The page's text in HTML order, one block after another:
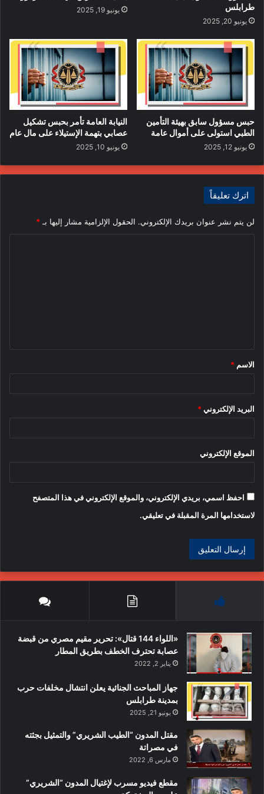
داعش، لكن رفعت يدها عنها بعدما تمردت وأصبحت تضم بين
صفوفها عناصر متطرفة.
إقرأ أيضا:
فيديو مسرب لإغتيال المدون “الشريري”
مقتل المدون “الطيب الشريري” والتمثيل بجثته
القوة المشتركة
تصفية جريمة قضايا
طرابلس
يونيو 20, 2025
يونيو 19, 2025
حبس مسؤول سابق بهيئة التأمين
الطبي استولى على أموال عامة
يونيو 12, 2025
النيابة العامة تأمر بحبس تشكيل
عصابي بتهمة الإستيلاء على مال عام
يونيو 10, 2025
اترك تعليقاً
لن يتم نشر عنوان بريدك الإلكتروني. الحقول الإلزامية مشار إليها بـ *
*
الاسم *
البريد الإلكتروني *
الموقع الإلكتروني
احفظ اسمي، بريدي الإلكتروني، والموقع الإلكتروني في هذا المتصفح
لاستخدامها المرة المقبلة في تعليقي.
«اللواء 144 قتال»: تحرير مقيم مصري من قبضة
عصابة تحترف الخطف بطريق المطار
يناير 2, 2022
جهاز المباحث الجنائية يعلن انتشال مخلفات حرب
بمدينة طرابلس
يونيو 21, 2025
مقتل المدون “الطيب الشريري” والتمثيل بجثته
في مصراتة
مارس 6, 2022
مقطع فيديو مسرب لإغتيال المدون “الشريري”